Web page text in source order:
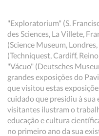
"Exploratorium" (S.
des Sciences, La Villete,
(Science Museum,
(Techniquest, Cardiff,
"Vácuo" (Deutsches
grandes exposições do
que visitou estas
cuidado que presidiu à sua
visitantes ilustram o
educação e cultura
no primeiro ano da sua